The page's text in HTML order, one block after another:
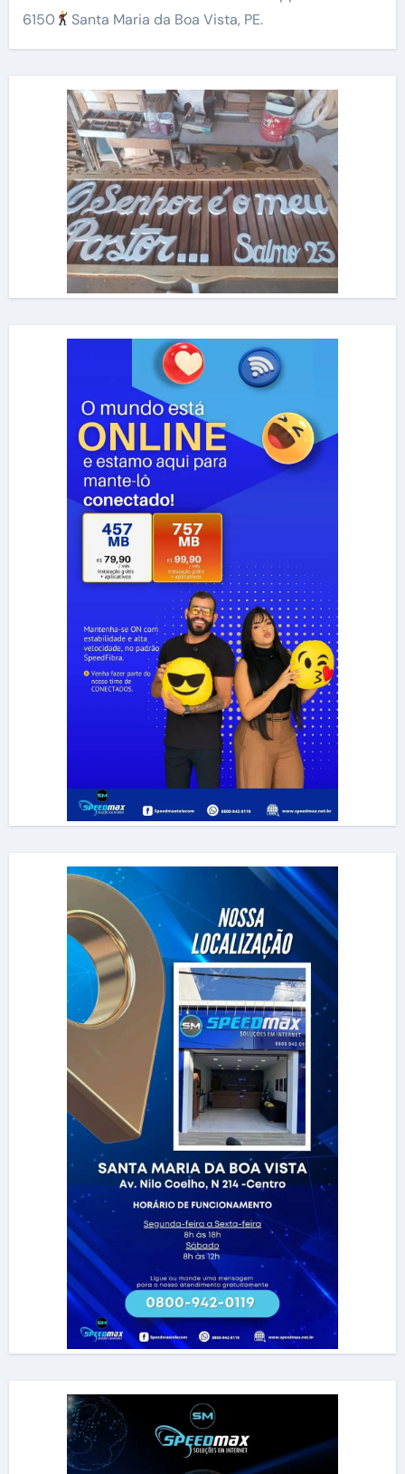
6150
Santa Maria da Boa Vista, PE.